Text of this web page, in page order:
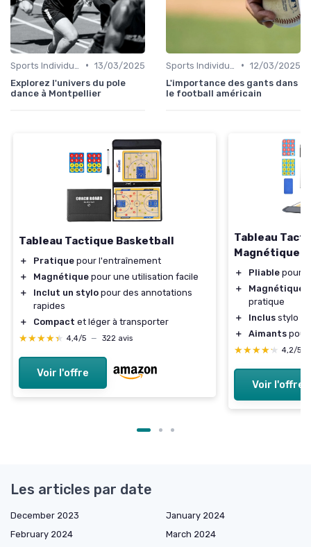
• 13/03/2025
Explorez l'univers du pole
dance à Montpellier
• 12/03/2025
L'importance des gants dans
le football américain
Tableau Tactique Basketball
＋ Pratique pour l'entraînement
＋
Magnétique pour une utilisation facile
＋
Inclut un stylo pour des annotations
rapides
＋
Compact et léger à transporter
★★★★★
★★★★★ 4,4/5 — 322 avis
Voir l'offre
Tableau
Magnétique
＋ Pliable pour
＋
Magnétique
pratique
＋
Inclus stylo et
＋
Aimants pour
★★★★★
★★★★★ 4,2/5
Voir l'offre
Les articles par date
December 2023
January 2024
February 2024
March 2024